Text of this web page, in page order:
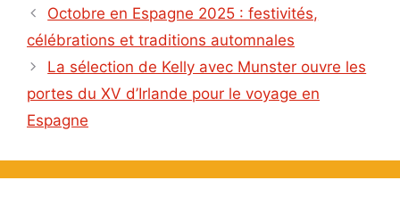
Octobre en Espagne 2025 : festivités,
célébrations et traditions automnales
La sélection de Kelly avec Munster ouvre les
portes du XV d’Irlande pour le voyage en
Espagne